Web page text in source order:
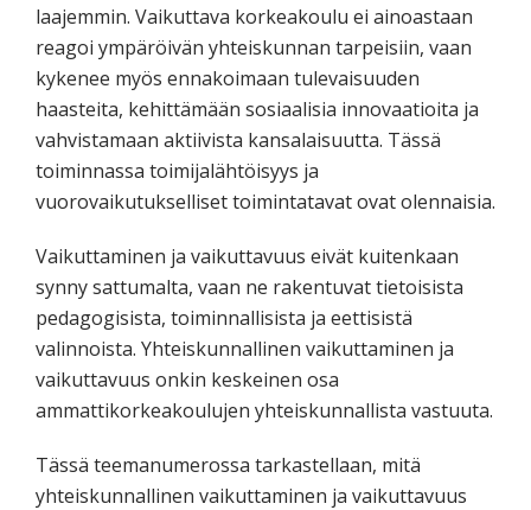
laajemmin. Vaikuttava korkeakoulu ei ainoastaan
reagoi ympäröivän yhteiskunnan tarpeisiin, vaan
kykenee myös ennakoimaan tulevaisuuden
haasteita, kehittämään sosiaalisia innovaatioita ja
vahvistamaan aktiivista kansalaisuutta. Tässä
toiminnassa toimijalähtöisyys ja
vuorovaikutukselliset toimintatavat ovat olennaisia.
Vaikuttaminen ja vaikuttavuus eivät kuitenkaan
synny sattumalta, vaan ne rakentuvat tietoisista
pedagogisista, toiminnallisista ja eettisistä
valinnoista. Yhteiskunnallinen vaikuttaminen ja
vaikuttavuus onkin keskeinen osa
ammattikorkeakoulujen yhteiskunnallista vastuuta.
Tässä teemanumerossa tarkastellaan, mitä
yhteiskunnallinen vaikuttaminen ja vaikuttavuus